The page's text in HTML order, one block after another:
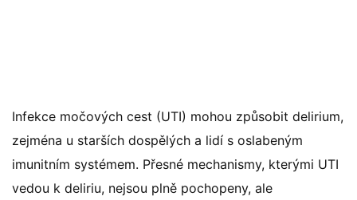
Infekce močových cest (UTI) mohou způsobit delirium,
zejména u starších dospělých a lidí s oslabeným
imunitním systémem. Přesné mechanismy, kterými UTI
vedou k deliriu, nejsou plně pochopeny, ale